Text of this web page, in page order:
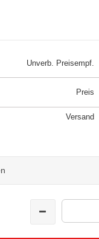
Unverb. Preisempf.
Preis
Versand